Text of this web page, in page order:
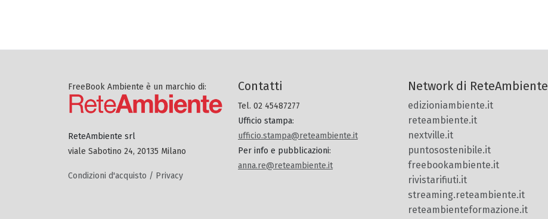
FreeBook Ambiente è un marchio di:
ReteAmbiente srl
viale Sabotino 24, 20135 Milano
Condizioni d'acquisto / Privacy
Contatti
Tel. 02 45487277
Ufficio stampa:
ufficio.stampa@reteambiente.it
Per info e pubblicazioni:
anna.re@reteambiente.it
Network di ReteAmbiente
edizioniambiente.it
reteambiente.it
nextville.it
puntosostenibile.it
freebookambiente.it
rivistarifiuti.it
streaming.reteambiente.it
reteambienteformazione.it